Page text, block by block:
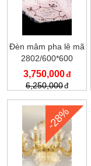
Đèn mâm pha lê mã
2802/600*600
3,750,000
6,250,000
-28%